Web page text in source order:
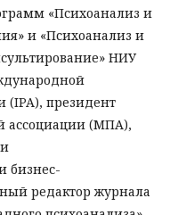
«Психоанализ и
и «Психоанализ и
НИУ
(IPA), президент
ассоциации (МПА),
бизнес-
редактор журнала